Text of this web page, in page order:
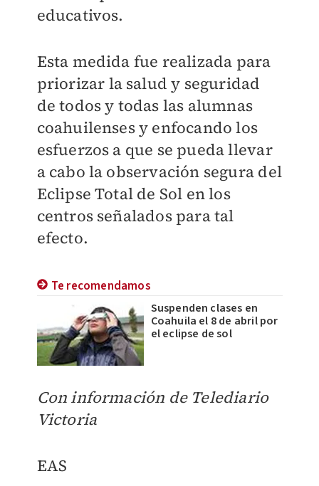
educativos.
Esta medida fue realizada para
priorizar la salud y seguridad
de todos y todas las alumnas
coahuilenses y enfocando los
esfuerzos a que se pueda llevar
a cabo la observación segura del
Eclipse Total de Sol en los
centros señalados para tal
efecto.
Te recomendamos
Suspenden clases en
Coahuila el 8 de abril por
el eclipse de sol
Con información de Telediario
Victoria
EAS